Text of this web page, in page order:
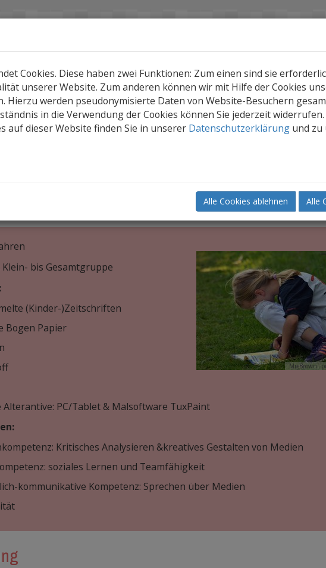
Medien Zeitschriften analysieren & gestalten
als Werkzeuge zur Vermittlung von
MrsBrown
Klein- bis Gesamtgruppe
(Kinder-)Zeitschriften
Bogen Papier
Alterantive: PC/Tablet & Malsoftware TuxPaint
Kritisches Analysieren &kreatives Gestalten von Medien
soziales Lernen und Teamfähigkeit
kommunikative Kompetenz: Sprechen über Medien
Cookies. Diese haben zwei Funktionen: Zum einen sind sie
unserer Website. Zum anderen können wir mit Hilfe der Cookies
Hierzu werden pseudonymisierte Daten von Website-Besuchern
in die Verwendung der Cookies können Sie jederzeit
auf dieser Website finden Sie in unserer Datenschutzerklärung und zu
Alle Cookies ablehnen Alle